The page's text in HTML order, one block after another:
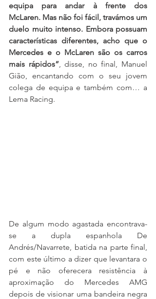
equipa para andar à frente dos
McLaren. Mas não foi fácil, travámos um
duelo muito intenso. Embora possuam
características diferentes, acho que o
Mercedes e o McLaren são os carros
mais rápidos”, disse, no final, Manuel
Gião, encantando com o seu jovem
colega de equipa e também com… a
Lema Racing.
De algum modo agastada encontrava-
se a dupla espanhola De
Andrés/Navarrete, batida na parte final,
com este último a dizer que levantara o
pé e não oferecera resistência à
aproximação do Mercedes AMG
depois de visionar uma bandeira negra